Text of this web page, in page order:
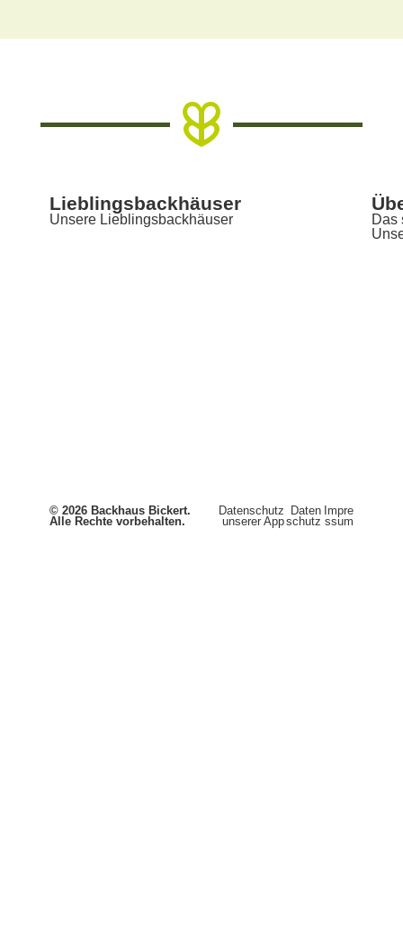
Lieblingsbackhäuser
Unsere Lieblingsbackhäuser
Das
© 2026 Backhaus Bickert.
Alle Rechte vorbehalten.
Datenschutz
unserer App
Daten
schutz
Impre
ssum